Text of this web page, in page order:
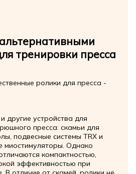
тренировки пресса
другие устройства для
пресса: скамьи для
подвесные системы TRX и
миостимуляторы. Однако
компактностью,
эффективностью при